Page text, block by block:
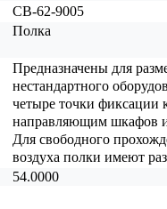
СВ-62-9005
Полка
Предназначены для
нестандартного
четыре точки фиксации
направляющим шкафов
Для свободного
воздуха полки имеют
54.0000